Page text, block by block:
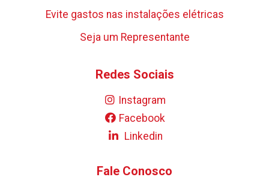
Evite gastos nas instalações elétricas
Seja um Representante
Redes Sociais
Instagram
Facebook
Linkedin
Fale Conosco